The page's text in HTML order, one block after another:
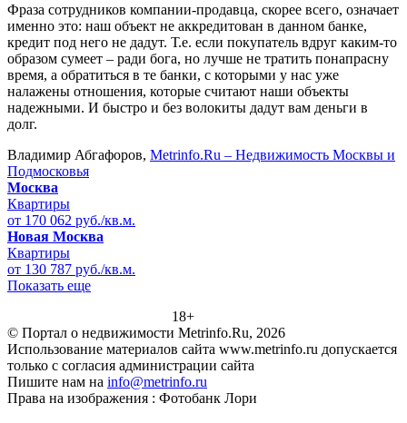
Фраза сотрудников компании-продавца, скорее всего, означает
именно это: наш объект не аккредитован в данном банке,
кредит под него не дадут. Т.е. если покупатель вдруг каким-то
образом сумеет – ради бога, но лучше не тратить понапрасну
время, а обратиться в те банки, с которыми у нас уже
налажены отношения, которые считают наши объекты
надежными. И быстро и без волокиты дадут вам деньги в
долг.
Владимир Абгафоров, Metrinfo.Ru – Недвижимость Москвы и
Подмосковья
Москва
Квартиры
от 170 062 руб./кв.м.
Новая Москва
Квартиры
от 130 787 руб./кв.м.
Показать еще
18+
© Портал о недвижимости Metrinfo.Ru, 2026
Использование материалов сайта www.metrinfo.ru допускается
только с согласия администрации сайта
Пишите нам на info@metrinfo.ru
Права на изображения : Фотобанк Лори